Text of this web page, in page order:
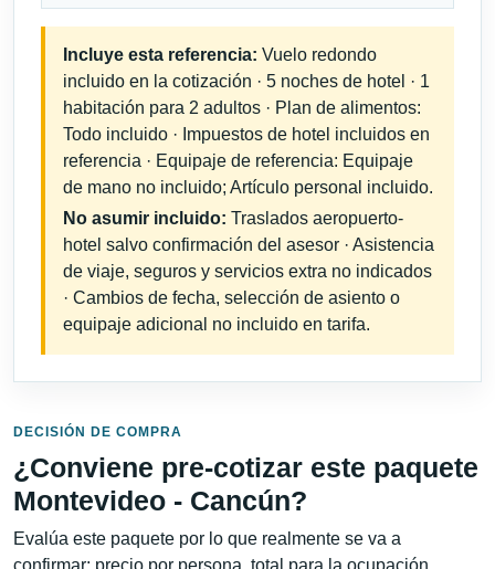
Incluye esta referencia: Vuelo redondo
incluido en la cotización · 5 noches de hotel · 1
habitación para 2 adultos · Plan de alimentos:
Todo incluido · Impuestos de hotel incluidos en
referencia · Equipaje de referencia: Equipaje
de mano no incluido; Artículo personal incluido.
No asumir incluido: Traslados aeropuerto-
hotel salvo confirmación del asesor · Asistencia
de viaje, seguros y servicios extra no indicados
· Cambios de fecha, selección de asiento o
equipaje adicional no incluido en tarifa.
DECISIÓN DE COMPRA
¿Conviene pre-cotizar este paquete
Montevideo - Cancún?
Evalúa este paquete por lo que realmente se va a
confirmar: precio por persona, total para la ocupación